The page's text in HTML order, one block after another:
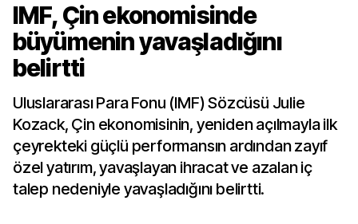
IMF, Çin ekonomisinde
büyümenin yavaşladığını
belirtti
Uluslararası Para Fonu (IMF) Sözcüsü Julie
Kozack, Çin ekonomisinin, yeniden açılmayla ilk
çeyrekteki güçlü performansın ardından zayıf
özel yatırım, yavaşlayan ihracat ve azalan iç
talep nedeniyle yavaşladığını belirtti.